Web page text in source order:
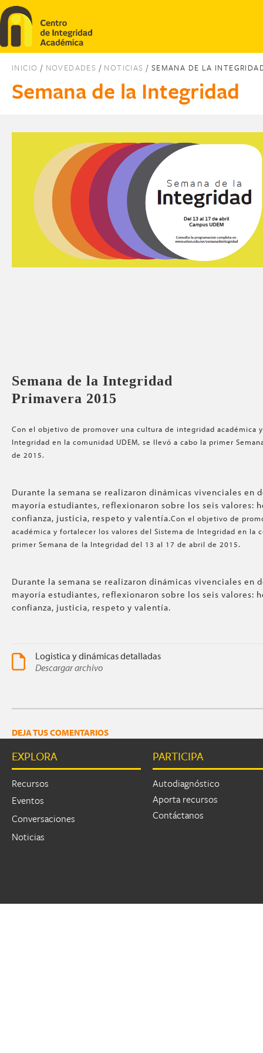
Pasar al contenido principal
INICIO / NOVEDADES / NOTICIAS / SEMANA DE LA
Semana de la Integridad
Semana de la Integridad
Primavera 2015
Con el objetivo de promover una cultura de integridad académica
Integridad en la comunidad UDEM, se llevó a cabo la primer
de 2015.
Durante la semana se realizaron dinámicas vivenciales en
mayoría estudiantes, reflexionaron sobre los seis valores:
confianza, justicia, respeto y valentía.Con el objetivo de
académica y fortalecer los valores del Sistema de Integridad en la
primer Semana de la Integridad del 13 al 17 de abril de 2015.
Durante la semana se realizaron dinámicas vivenciales en
mayoría estudiantes, reflexionaron sobre los seis valores:
confianza, justicia, respeto y valentía.
Logistica y dinámicas detalladas
Descargar archivo
DEJA TUS COMENTARIOS
EXPLORA
Recursos
Eventos
Conversaciones
Noticias
PARTICIPA
Autodiagnóstico
Aporta recursos
Contáctanos